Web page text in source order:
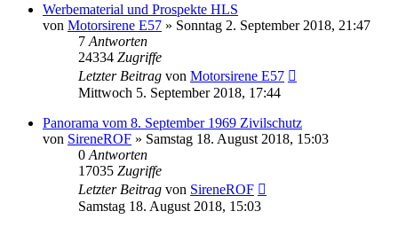
Werbematerial und Prospekte HLS
von Motorsirene E57 » Sonntag 2. September 2018, 21:47
7 Antworten
24334 Zugriffe
Letzter Beitrag von Motorsirene E57
Mittwoch 5. September 2018, 17:44
Panorama vom 8. September 1969 Zivilschutz
von SireneROF » Samstag 18. August 2018, 15:03
0 Antworten
17035 Zugriffe
Letzter Beitrag von SireneROF
Samstag 18. August 2018, 15:03